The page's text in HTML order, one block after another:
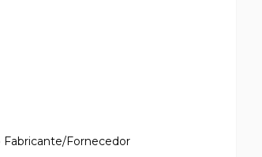
Fabricante/Fornecedor